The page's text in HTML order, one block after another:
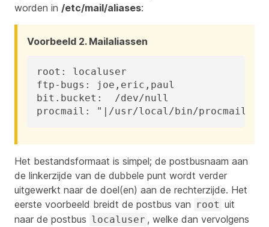
worden in /etc/mail/aliases:
Voorbeeld 2. Mailaliassen
root: localuser
ftp-bugs: joe,eric,paul
bit.bucket:  /dev/null
procmail: "|/usr/local/bin/procmail"
Het bestandsformaat is simpel; de postbusnaam aan
de linkerzijde van de dubbele punt wordt verder
uitgewerkt naar de doel(en) aan de rechterzijde. Het
eerste voorbeeld breidt de postbus van root uit
naar de postbus localuser , welke dan vervolgens